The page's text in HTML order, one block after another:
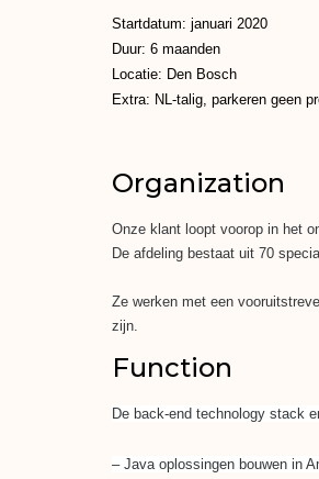
Startdatum: januari 2020
Duur: 6 maanden
Locatie: Den Bosch
Extra: NL-talig, parkeren geen
Organization
Onze klant loopt voorop in het
De afdeling bestaat uit 70
Ze werken met een
zijn.
Function
De back-end technology stack
– Java oplossingen bouwen in